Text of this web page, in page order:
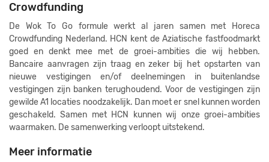
Crowdfunding
De Wok To Go formule werkt al jaren samen met Horeca
Crowdfunding Nederland. HCN kent de Aziatische fastfoodmarkt
goed en denkt mee met de groei-ambities die wij hebben.
Bancaire aanvragen zijn traag en zeker bij het opstarten van
nieuwe vestigingen en/of deelnemingen in buitenlandse
vestigingen zijn banken terughoudend. Voor de vestigingen zijn
gewilde A1 locaties noodzakelijk. Dan moet er snel kunnen worden
geschakeld. Samen met HCN kunnen wij onze groei-ambities
waarmaken. De samenwerking verloopt uitstekend.
Meer informatie